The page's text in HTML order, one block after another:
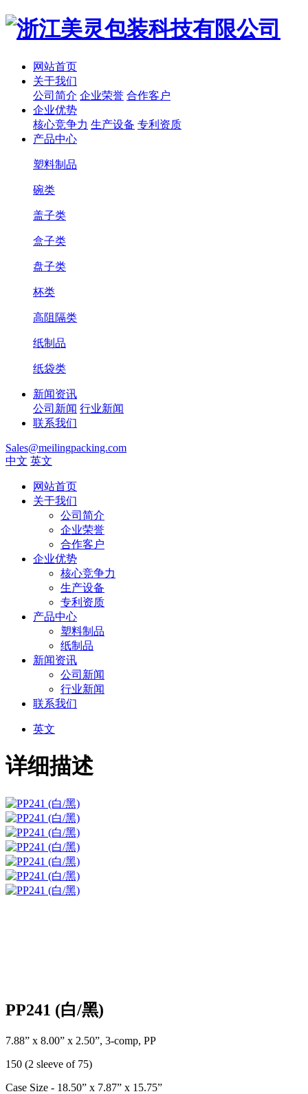
网站首页
关于我们
公司简介 企业荣誉 合作客户
企业优势
核心竞争力 生产设备 专利资质
产品中心
塑料制品
碗类
盖子类
盒子类
盘子类
杯类
高阻隔类
纸制品
纸袋类
新闻资讯
公司新闻 行业新闻
联系我们
Sales@meilingpacking.com
中文 英文
网站首页
关于我们
公司简介
企业荣誉
合作客户
企业优势
核心竞争力
生产设备
专利资质
产品中心
塑料制品
纸制品
新闻资讯
公司新闻
行业新闻
联系我们
英文
详细描述
PP241 (白/黑)
7.88” x 8.00” x 2.50”, 3-comp, PP
150 (2 sleeve of 75)
Case Size - 18.50” x 7.87” x 15.75”